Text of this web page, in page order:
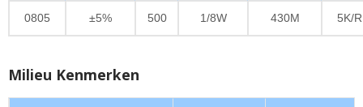
0805 ±5% 500 1/8W 430M 5K/
Milieu Kenmerken